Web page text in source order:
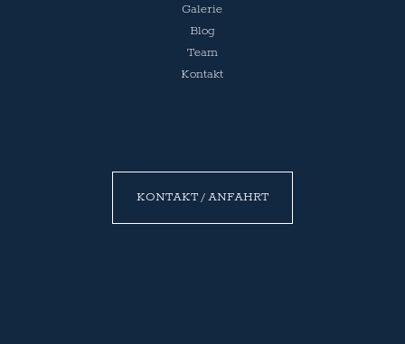
Galerie
Blog
Team
Kontakt
KONTAKT / ANFAHRT